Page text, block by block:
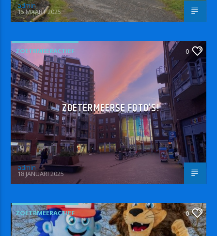
admin
15 MAART 2025
ZOETRMEERACTIEF 0
ZOETERMEERSE FOTO’S!
admin
18 JANUARI 2025
ZOETRMEERACTIEF 0